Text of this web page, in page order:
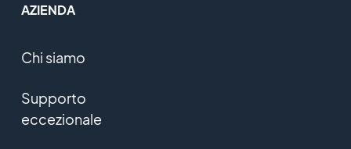
AZIENDA
Chi siamo
Supporto
eccezionale